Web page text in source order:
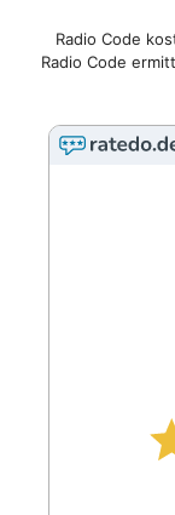
Radio Code
Radio Code